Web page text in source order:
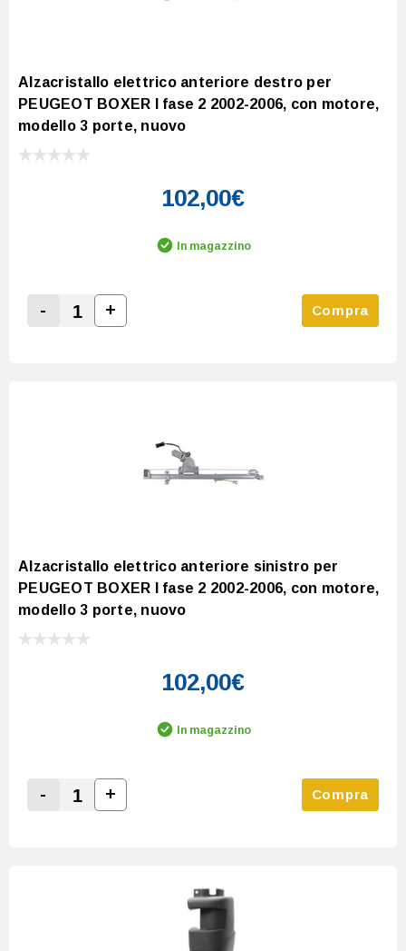
Alzacristallo elettrico anteriore destro per
PEUGEOT BOXER I fase 2 2002-2006, con motore,
modello 3 porte, nuovo
102,00€
In magazzino
Decrease Quantity:
-
Increase Quantity:
+ Compra
Alzacristallo elettrico anteriore sinistro per
PEUGEOT BOXER I fase 2 2002-2006, con motore,
modello 3 porte, nuovo
102,00€
In magazzino
Decrease Quantity:
-
Increase Quantity:
+ Compra